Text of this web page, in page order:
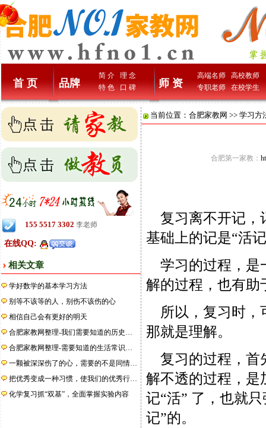
首 页 品牌
简 介
理 念
特 色
口 碑 师 资
高端名师
高校教师
专职老师
在校学生
155 5517 3302 李老师
在线QQ:
相关文章
学好数学的基本学习方法
别等不该等的人，别伤不该伤的心
相信自己会有更好的明天
合肥家教网整理-我们需要知道的历史…
合肥家教网整理-需要知道的生活常识…
一颗被深深伤了的心，需要的不是同情…
把优秀变成一种习惯，使我们的优秀行…
化学复习抓“双基”，全面掌握实验内容
当前位置： 合肥家教网 >> 学习方
合肥第一家教：
复习离不开记，
基础上的记是“活
学习的过程，是
解的过程，也有助
所以，复习时，
那就是理解。
复习的过程，首
解不透的过程，是
记“活” 了，也就
记”的。